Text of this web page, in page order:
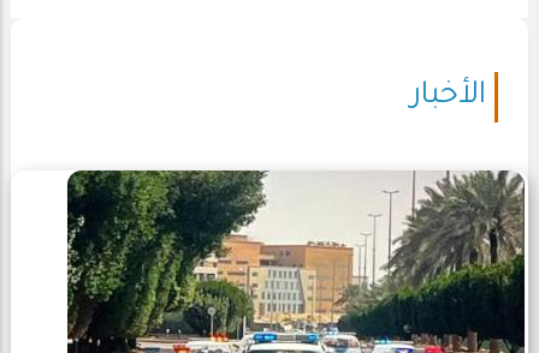
الأخبار